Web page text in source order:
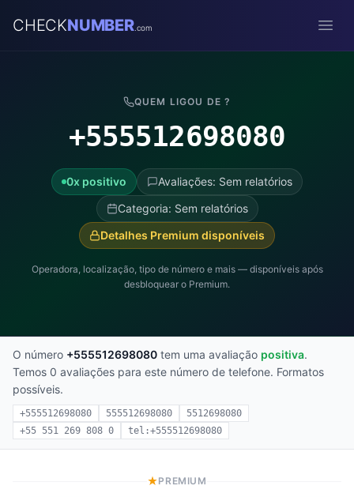
CHECKNUMBER.com
QUEM LIGOU DE ?
+555512698080
0x positivo
Avaliações: Sem relatórios
Categoria: Sem relatórios
Detalhes Premium disponíveis
Operadora, localização, tipo de número e mais — disponíveis após
desbloquear o Premium.
O número +555512698080 tem uma avaliação positiva.
Temos 0 avaliações para este número de telefone. Formatos
possíveis.
+555512698080 555512698080
5512698080
+55 551 269 808 0
tel:+555512698080
PREMIUM